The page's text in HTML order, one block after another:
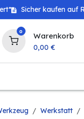
Sicher kaufen auf
0 Warenkorb
0,00 €
Werkstatt